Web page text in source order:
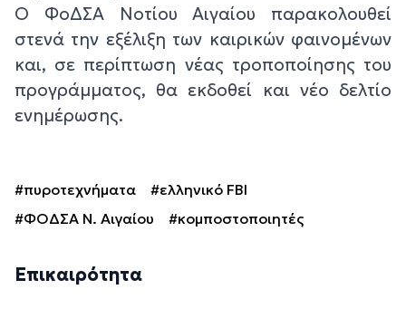
Ο ΦοΔΣΑ Νοτίου Αιγαίου παρακολουθεί
στενά την εξέλιξη των καιρικών φαινομένων
και, σε περίπτωση νέας τροποποίησης του
προγράμματος, θα εκδοθεί και νέο δελτίο
ενημέρωσης.
#πυροτεχνήματα
#ελληνικό FBI
#ΦΟΔΣΑ Ν. Αιγαίου
#κομποστοποιητές
Επικαιρότητα